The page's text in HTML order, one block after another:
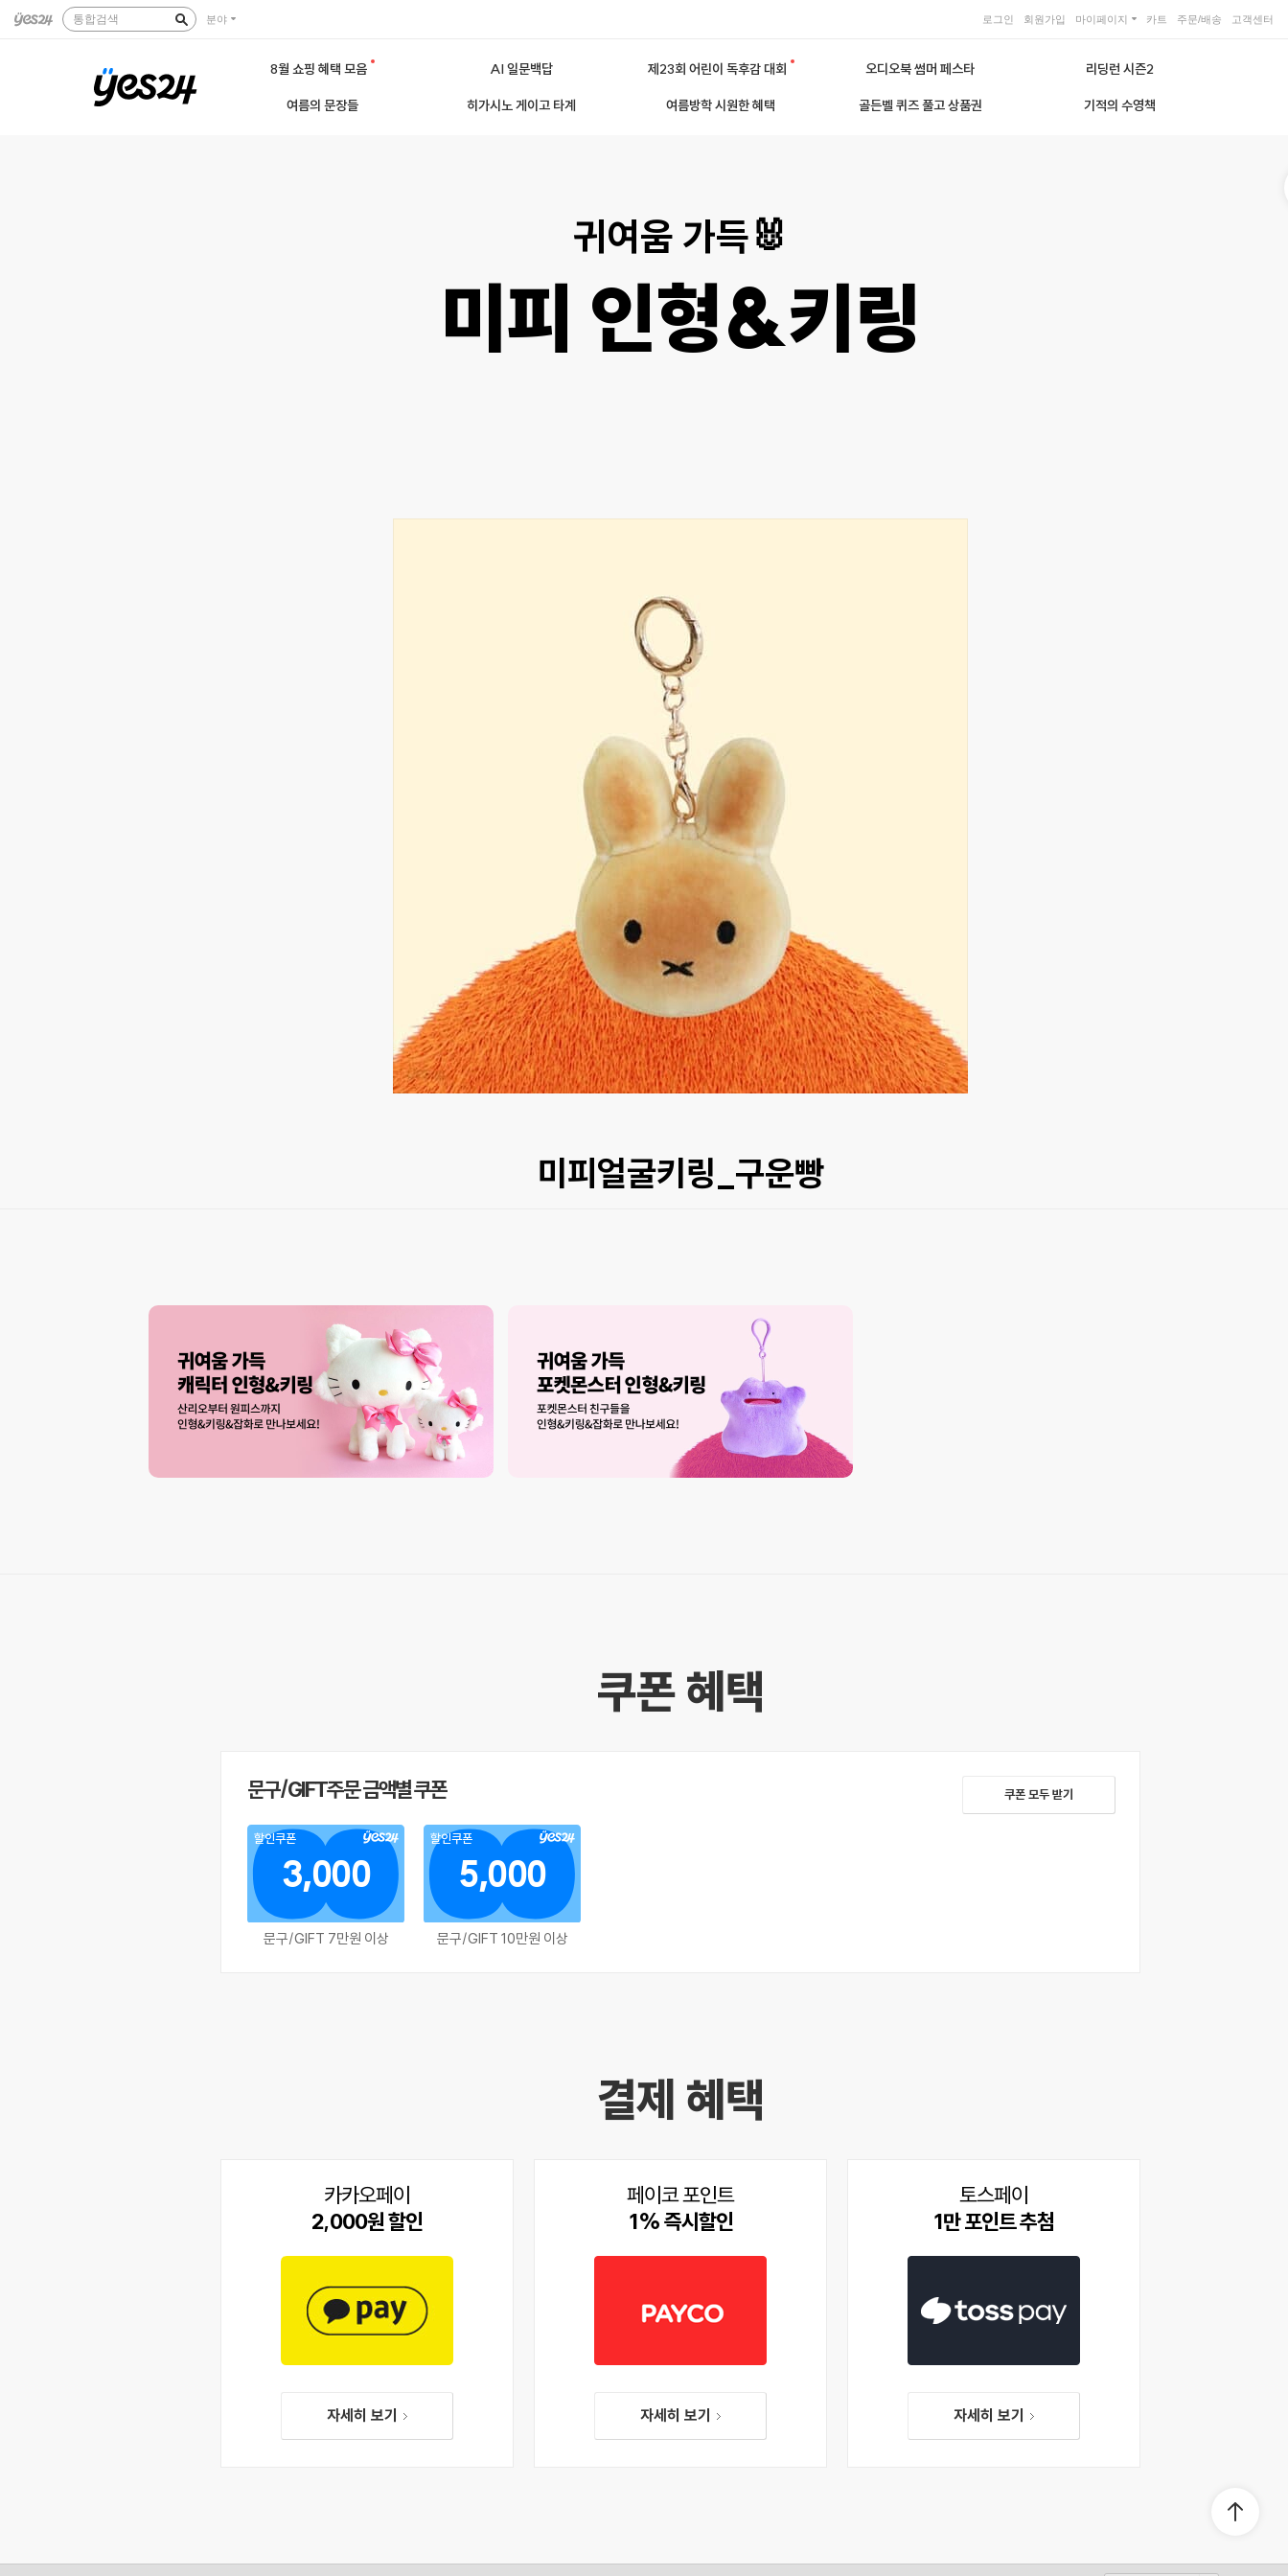
통합검색 분야 로그인 회원가입 마이페이지 카트 주문/배송 고객센터
8월 쇼핑 혜택 모음 AI 일문백답 제23회 어린이 독후감 대회 오디오북 썸머 페스타 리딩런 시즌2
여름의 문장들 히가시노 게이고 타계 여름방학 시원한 혜택 골든벨 퀴즈 풀고 상품권 기적의 수영책
귀여움 가득🐰
미피 인형&키링
미피얼굴키링_구운빵
쿠폰 혜택
문구/GIFT주문 금액별 쿠폰
할인쿠폰
3,000
문구/GIFT 7만원 이상
할인쿠폰
5,000
문구/GIFT 10만원 이상
쿠폰 모두 받기
결제 혜택
카카오페이
2,000원 할인
자세히 보기
페이코 포인트
1% 즉시할인
자세히 보기
토스페이
1만 포인트 추첨
자세히 보기